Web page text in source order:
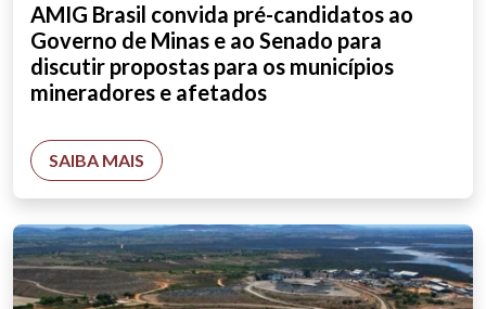
AMIG Brasil convida pré-candidatos ao
Governo de Minas e ao Senado para
discutir propostas para os municípios
mineradores e afetados
SAIBA MAIS